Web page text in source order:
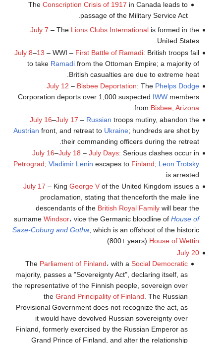
TheConscription Crisis of 1917 in Canada leads to
passage of the Military Service Act.
July 7 – The Lions Clubs Internationalis formed in the
United States.
July 8–13 – WWI – First Battle of Ramadi: British troops fail
to take Ramadifrom the Ottoman Empire; a majority of
British casualties are due to extreme heat.
July 12 – Bisbee Deportation: The Phelps Dodge
Corporation deports over 1,000 suspected IWWmembers
from Bisbee, Arizona
July 16–July 17 – Russian troops mutiny, abandon the
Austrian front, and retreat to Ukraine; hundreds are shot by
their commanding officers during the retreat.
July 16–July 18 – July Days: Serious clashes occur in
Petrograd; Vladimir Lenin escapes to Finland; Leon Trotsky
is arrested.
July 17 – King George Vof the United Kingdom issues a
proclamation, stating that thenceforth the male line
descendants of the British Royal Familywill bear the
surname Windsor، vice the Germanic bloodline of House of
Saxe-Coburg and Gotha, which is an offshoot of the historic
(800+ years) House of Wettin
.
July 20
The Parliament of Finland، with aSocial Democratic
majority, passes a "Sovereignty Act", declaring itself, as
the representative of the Finnish people, sovereign over
theGrand Principality of Finland . The Russian
Provisional Government does not recognize the act, as
it would have devolved Russian sovereignty over
Finland, formerly exercised by the Russian Emperor as
Grand Prince of Finland, and alter the relationship